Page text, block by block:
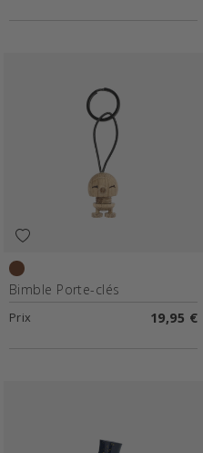
Chêne brut
Bimble Porte-clés
Prix 19,95 €